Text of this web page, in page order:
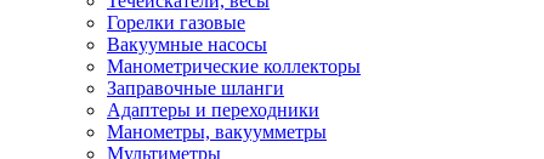
Горелки газовые
Вакуумные насосы
Манометрические коллекторы
Заправочные шланги
Адаптеры и переходники
Манометры, вакуумметры
Мультиметры